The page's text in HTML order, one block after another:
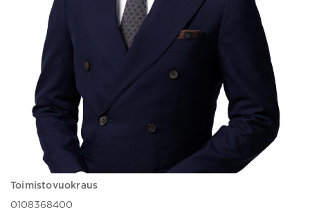
Toimistovuokraus
0108368400